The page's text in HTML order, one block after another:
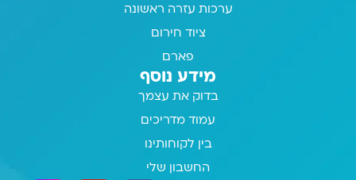
ערכות עזרה ראשונה
ציוד חירום
פארם
מידע נוסף
בדוק את עצמך
עמוד מדריכים
בין לקוחותינו
החשבון שלי